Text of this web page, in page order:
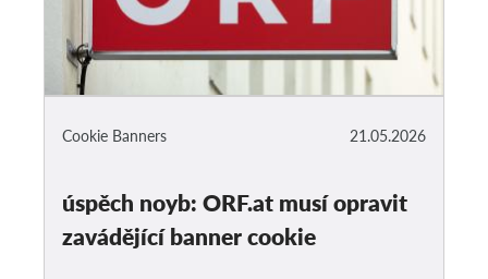
21.05.2026
Cookie Banners
úspěch noyb: ORF.at musí opravit
zavádějící banner cookie